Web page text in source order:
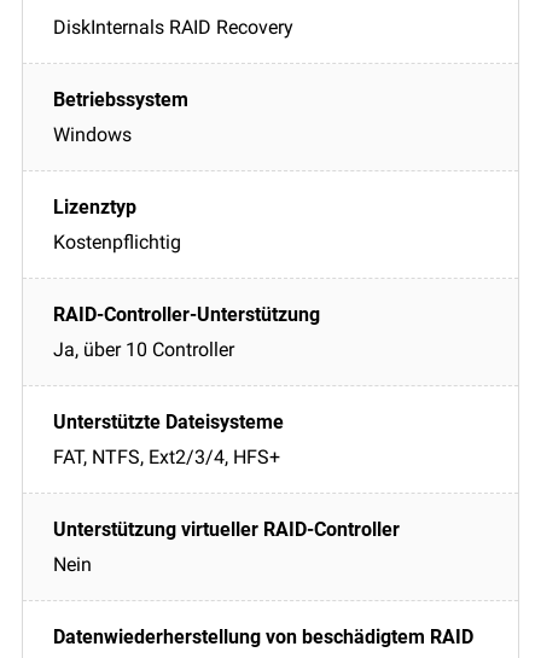
DiskInternals RAID Recovery
Windows
Kostenpflichtig
Ja, über 10 Controller
FAT, NTFS, Ext2/3/4, HFS+
Nein